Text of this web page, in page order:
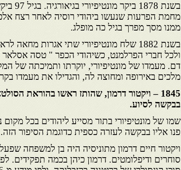
בשנת
מחמת הפרעות שנעשו ביהודי רוסיה לאחר רצח
ממנו מסך מפרך בגיל כה מופלג.
בשנת 1882 שלח מונטיפיורי שתי אגרות
ולכל חברי הפרלמנט, כשיהודי הכפר " טסה אסלאר
דם. מעמדו של מונטיפיורי, יוקרתו ותמיכתה של
מלכים באירופה ומחוצה לה, והגדילו את מעמדו
1845 – ויקטור דרמון, שהותז ראשו בהוראת
בבקשה לסיוע.
שמו של מונטיפיורי בתור מסייע ליהודים בכל מקום
פנו אליו בבקשה לעזרה כספית כדוגמת הסיפור הזה.
ויקטור חיים דרמון מתוניסיה היה בן למשפחה